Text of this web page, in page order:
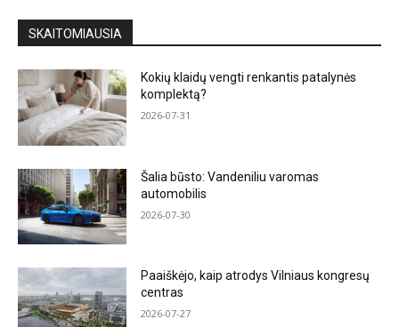
SKAITOMIAUSIA
Kokių klaidų vengti renkantis patalynės
komplektą?
2026-07-31
Šalia būsto: Vandeniliu varomas
automobilis
2026-07-30
Paaiškėjo, kaip atrodys Vilniaus kongresų
centras
2026-07-27